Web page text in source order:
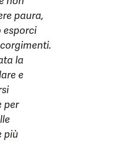
paura,
esporci
la
e
per
più